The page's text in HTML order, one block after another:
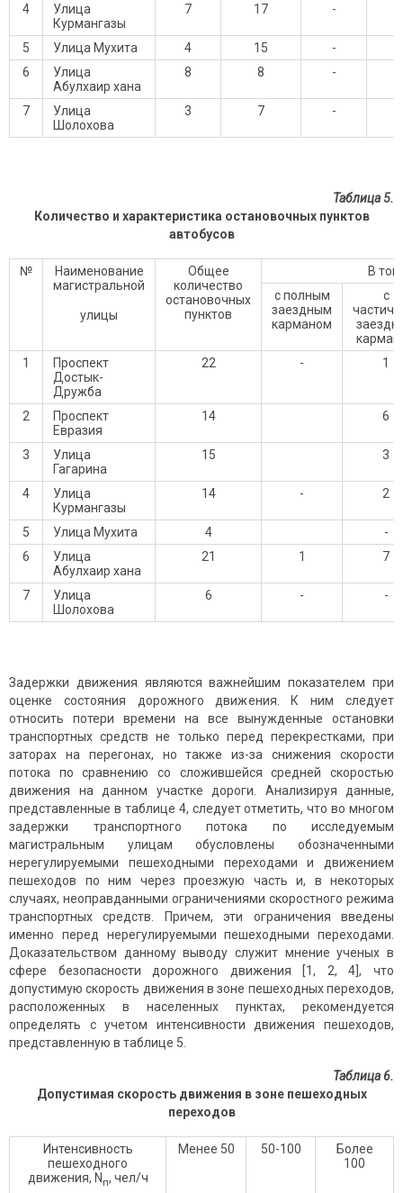
4
Улица
Курмангазы
7 17 -
5 Улица Мухита 4 15
-
6
Улица
Абулхаир хана
8 8 -
7
Улица
Шолохова
3 7 -
Таблица 5.
Количество и характеристика остановочных пунктов
автобусов
№
Наименование
магистральной
улицы
Общее
количество
остановочных
пунктов
В
с полным
заездным
карманом
с
1
Проспект
Достык-
Дружба
22 - 1
2
Проспект
Евразия
14 6
3
Улица
Гагарина
15 3
4
Улица
Курмангазы
14 - 2
5 Улица Мухита 4
-
6
Улица
Абулхаир хана
21 1 7
7
Улица
Шолохова
6 - -
Задержки движения являются важнейшим показателем при
оценке состояния дорожного движения. К ним следует
относить потери времени на все вы­нужденные остановки
транспортных средств не только перед пере­крестками, при
заторах на перего­нах, но также из-за снижения скорости
потока по сравнению со сложившейся средней скоростью
движе­ния на данном участке дороги. Анализируя данные,
представленные в таблице 4, следует отметить, что во многом
задержки транспортного потока по исследуемым
магистральным улицам обусловлены обозначенными
нерегулируемыми пешеходными переходами и движением
пешеходов по ним через проезжую часть и, в некоторых
случаях, неоправданными ограничениями скоростного режима
транспортных средств. Причем, эти ограничения введены
именно перед нерегулируемыми пешеходными переходами.
Доказательством данному выводу служит мнение ученых в
сфере безопасности дорожного движения [1, 2, 4], что
допустимую скорость движения в зоне пешеходных переходов,
расположенных в населенных пунктах, рекомендуется
определять с учетом интенсивности движения пешеходов,
представленную в таблице 5.
Таблица 6.
Допустимая скорость движения в зоне пешеходных
переходов
Интенсивность
пешеходного
движения, N п, чел/ч
Менее 50 50-100
Более
100